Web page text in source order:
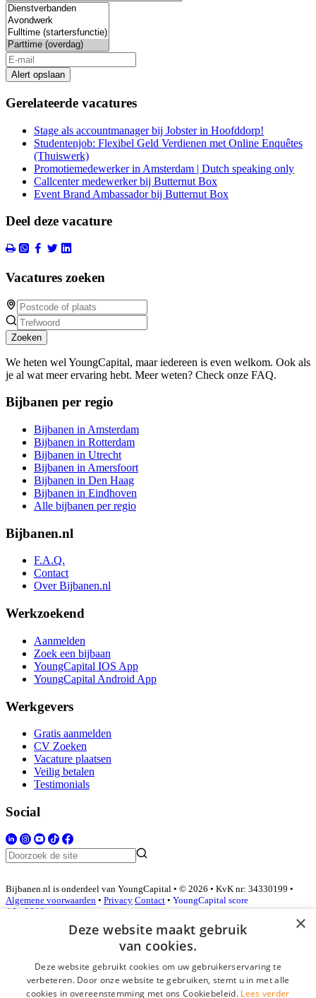
Alert opslaan
Gerelateerde vacatures
Stage als accountmanager bij Jobster in Hoofddorp!
Studentenjob: Flexibel Geld Verdienen met Online Enquêtes
(Thuiswerk)
Promotiemedewerker in Amsterdam | Dutch speaking only
Callcenter medewerker bij Butternut Box
Event Brand Ambassador bij Butternut Box
Deel deze vacature
Vacatures zoeken
Zoeken
We heten wel YoungCapital, maar iedereen is even welkom. Ook als
je al wat meer ervaring hebt. Meer weten? Check onze FAQ.
Bijbanen per regio
Bijbanen in Amsterdam
Bijbanen in Rotterdam
Bijbanen in Utrecht
Bijbanen in Amersfoort
Bijbanen in Den Haag
Bijbanen in Eindhoven
Alle bijbanen per regio
Bijbanen.nl
F.A.Q.
Contact
Over Bijbanen.nl
Werkzoekend
Aanmelden
Zoek een bijbaan
YoungCapital IOS App
YoungCapital Android App
Werkgevers
Gratis aanmelden
CV Zoeken
Vacature plaatsen
Veilig betalen
Testimonials
Social
Bijbanen.nl is onderdeel van YoungCapital • © 2026 • KvK nr: 34330199 •
Algemene voorwaarden • Privacy Contact • YoungCapital score
4.3 - 3366 reviews
Inloggen als bedrijf
*
×
Deze website maakt gebruik
van cookies.
Deze website gebruikt cookies om uw gebruikerservaring te
verbeteren. Door onze website te gebruiken, stemt u in met alle
cookies in overeenstemming met ons Cookiebeleid. Lees verder